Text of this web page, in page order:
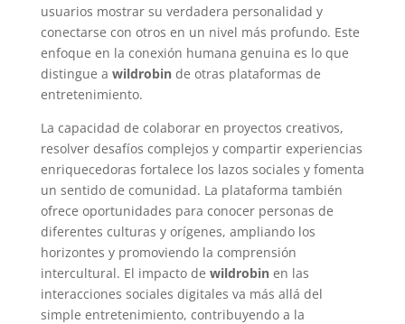
usuarios mostrar su verdadera personalidad y
conectarse con otros en un nivel más profundo. Este
enfoque en la conexión humana genuina es lo que
distingue a wildrobinde otras plataformas de
entretenimiento.
La capacidad de colaborar en proyectos creativos,
resolver desafíos complejos y compartir experiencias
enriquecedoras fortalece los lazos sociales y fomenta
un sentido de comunidad. La plataforma también
ofrece oportunidades para conocer personas de
diferentes culturas y orígenes, ampliando los
horizontes y promoviendo la comprensión
intercultural. El impacto de wildrobinen las
interacciones sociales digitales va más allá del
simple entretenimiento, contribuyendo a la